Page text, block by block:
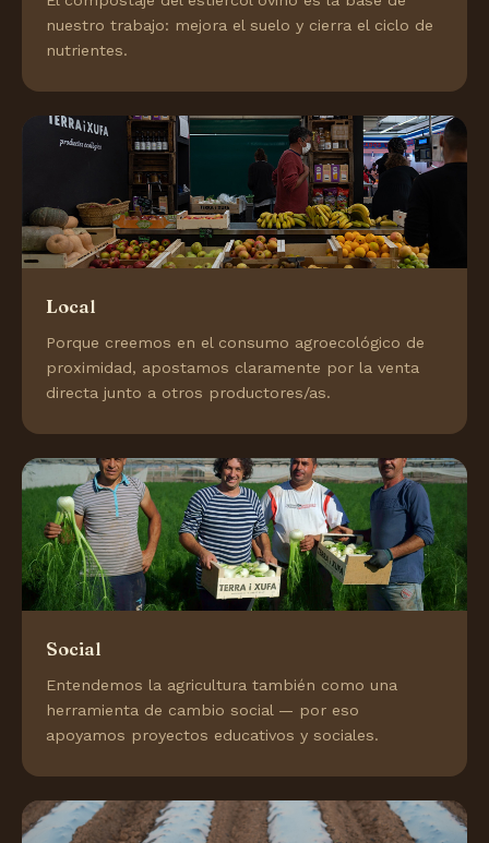
nuestro trabajo: mejora el suelo y cierra el ciclo de
nutrientes.
Local
Porque creemos en el consumo agroecológico de
proximidad, apostamos claramente por la venta
directa junto a otros productores/as.
Social
Entendemos la agricultura también como una
herramienta de cambio social — por eso
apoyamos proyectos educativos y sociales.